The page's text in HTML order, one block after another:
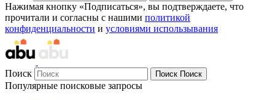
Нажимая кнопку «Подписаться», вы подтверждаете, что
прочитали и согласны с нашими политикой
конфиденциальности и условиями использывания
Поиск Поиск Поиск
Популярные поисковые запросы